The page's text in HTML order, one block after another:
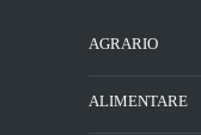
AGRARIO
ALIMENTARE